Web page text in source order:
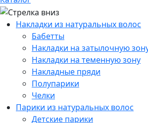
Накладки из натуральных волос
Бабетты
Накладки на затылочную
Накладки на теменную зону
Накладные пряди
Полупарики
Челки
Парики из натуральных волос
Детские парики